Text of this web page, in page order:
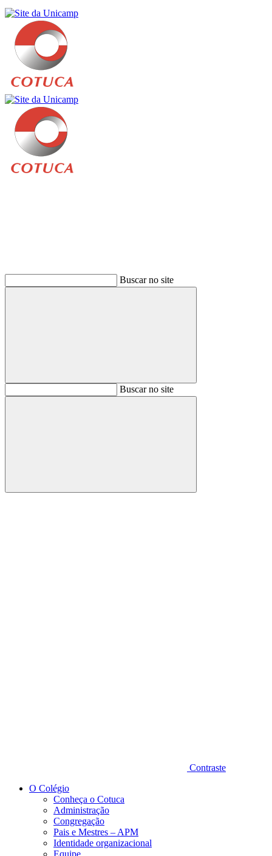
Buscar no site
BuscarBuscar no site
Buscar
Contraste
O Colégio
Conheça o Cotuca
Administração
Congregação
Pais e Mestres – APM
Identidade organizacional
Equipe